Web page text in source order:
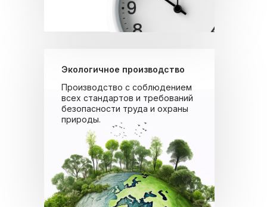
Производство с соблюдением
всех стандартов и требований
безопасности труда и охраны
природы.
Экологичное производство